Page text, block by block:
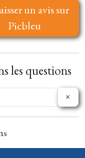
un avis sur
Picbleu
les questions